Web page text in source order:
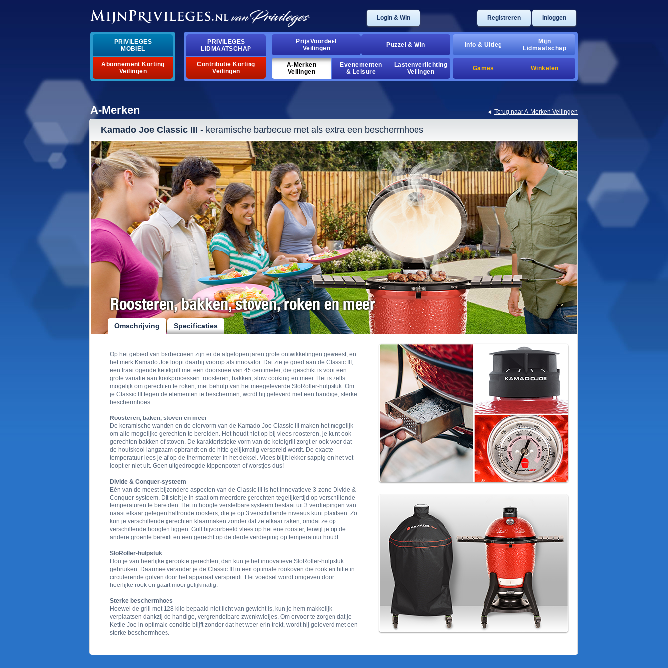
Login & Win Registreren Inloggen
PRIVILEGES
MOBIEL
Abonnement Korting
Veilingen
PRIVILEGES
LIDMAATSCHAP
Contributie Korting
Veilingen
PrijsVoordeel
Veilingen
Puzzel & Win
A-Merken
Veilingen
Evenementen
& Leisure
Lastenverlichting
Veilingen
Info & Uitleg
Mijn
Lidmaatschap
Games Winkelen
Terug naar A-Merken Veilingen
A-Merken
Kamado Joe Classic III - keramische barbecue met als extra een beschermhoes
Omschrijving Specificaties
Op het gebied van barbecueën zijn er de afgelopen jaren grote ontwikkelingen geweest, en
het merk Kamado Joe loopt daarbij voorop als innovator. Dat zie je goed aan de Classic III,
een fraai ogende ketelgrill met een doorsnee van 45 centimeter, die geschikt is voor een
grote variatie aan kookprocessen: roosteren, bakken, slow cooking en meer. Het is zelfs
mogelijk om gerechten te roken, met behulp van het meegeleverde SloRoller-hulpstuk. Om
je Classic III tegen de elementen te beschermen, wordt hij geleverd met een handige, sterke
beschermhoes.
Roosteren, baken, stoven en meer
De keramische wanden en de eiervorm van de Kamado Joe Classic III maken het mogelijk
om alle mogelijke gerechten te bereiden. Het houdt niet op bij vlees roosteren, je kunt ook
gerechten bakken of stoven. De karakteristieke vorm van de ketelgrill zorgt er ook voor dat
de houtskool langzaam opbrandt en de hitte gelijkmatig verspreid wordt. De exacte
temperatuur lees je af op de thermometer in het deksel. Vlees blijft lekker sappig en het vet
loopt er niet uit. Geen uitgedroogde kippenpoten of worstjes dus!
Divide & Conquer-systeem
Eén van de meest bijzondere aspecten van de Classic III is het innovatieve 3-zone Divide &
Conquer-systeem. Dit stelt je in staat om meerdere gerechten tegelijkertijd op verschillende
temperaturen te bereiden. Het in hoogte verstelbare systeem bestaat uit 3 verdiepingen van
naast elkaar gelegen halfronde roosters, die je op 3 verschillende niveaus kunt plaatsen. Zo
kun je verschillende gerechten klaarmaken zonder dat ze elkaar raken, omdat ze op
verschillende hoogten liggen. Grill bijvoorbeeld vlees op het ene rooster, terwijl je op de
andere groente bereidt en een gerecht op de derde verdieping op temperatuur houdt.
SloRoller-hulpstuk
Hou je van heerlijke gerookte gerechten, dan kun je het innovatieve SloRoller-hulpstuk
gebruiken. Daarmee verander je de Classic III in een optimale rookoven die rook en hitte in
circulerende golven door het apparaat verspreidt. Het voedsel wordt omgeven door
heerlijke rook en gaart mooi gelijkmatig.
Sterke beschermhoes
Hoewel de grill met 128 kilo bepaald niet licht van gewicht is, kun je hem makkelijk
verplaatsen dankzij de handige, vergrendelbare zwenkwieljes. Om ervoor te zorgen dat je
Kettle Joe in optimale conditie blijft zonder dat het weer erin trekt, wordt hij geleverd met een
sterke beschermhoes.